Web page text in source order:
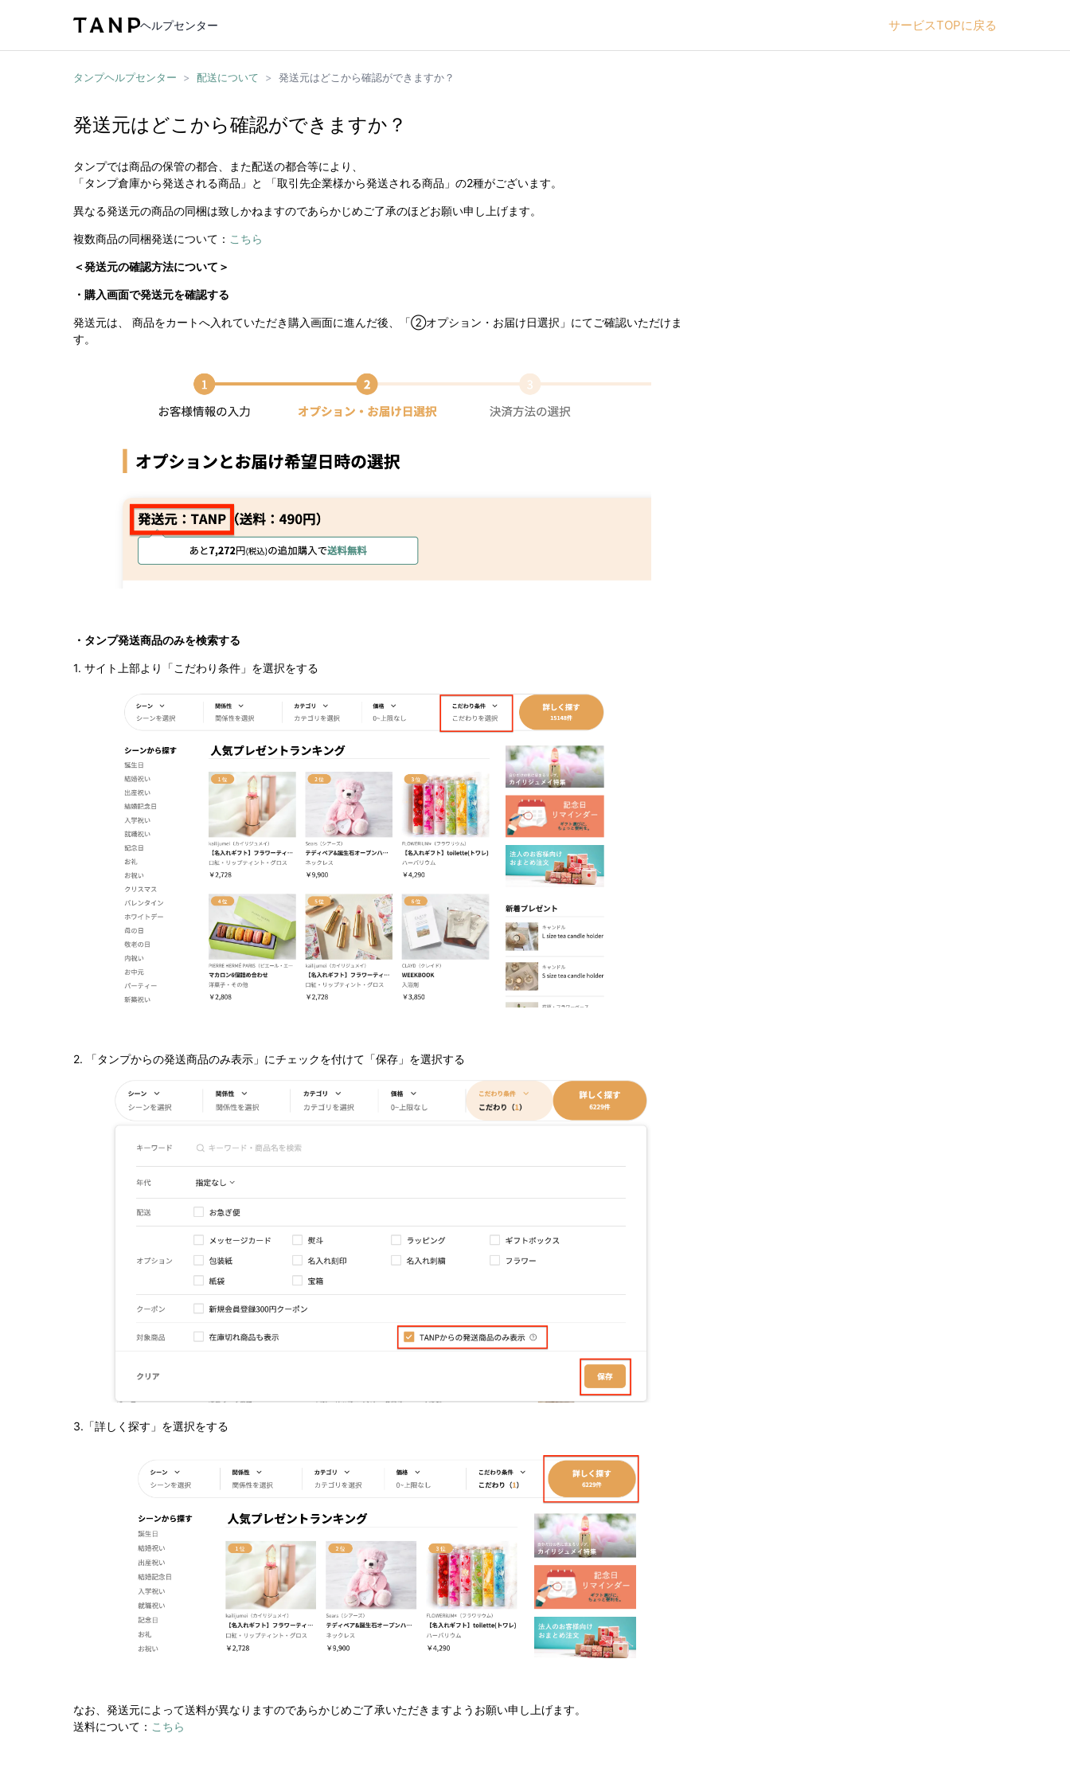
ヘルプセンター サービスTOPに戻る
タンプヘルプセンター > 配送について > 発送元はどこから確認ができますか？
発送元はどこから確認ができますか？
タンプでは商品の保管の都合、また配送の都合等により、
「タンプ倉庫から発送される商品」と 「取引先企業様から発送される商品」の2種がございます。
異なる発送元の商品の同梱は致しかねますのであらかじめご了承のほどお願い申し上げます。
複数商品の同梱発送について： こちら
＜発送元の確認方法について＞
・購入画面で発送元を確認する
発送元は、 商品をカートへ入れていただき購入画面に進んだ後、「②オプション・お届け日選択」にてご確認いただけま
す。
・タンプ発送商品のみを検索する
1. サイト上部より「こだわり条件」を選択をする
2. 「タンプからの発送商品のみ表示」にチェックを付けて「保存」を選択する
3.「詳しく探す」を選択をする
なお、発送元によって送料が異なりますのであらかじめご了承いただきますようお願い申し上げます。
送料について： こちら